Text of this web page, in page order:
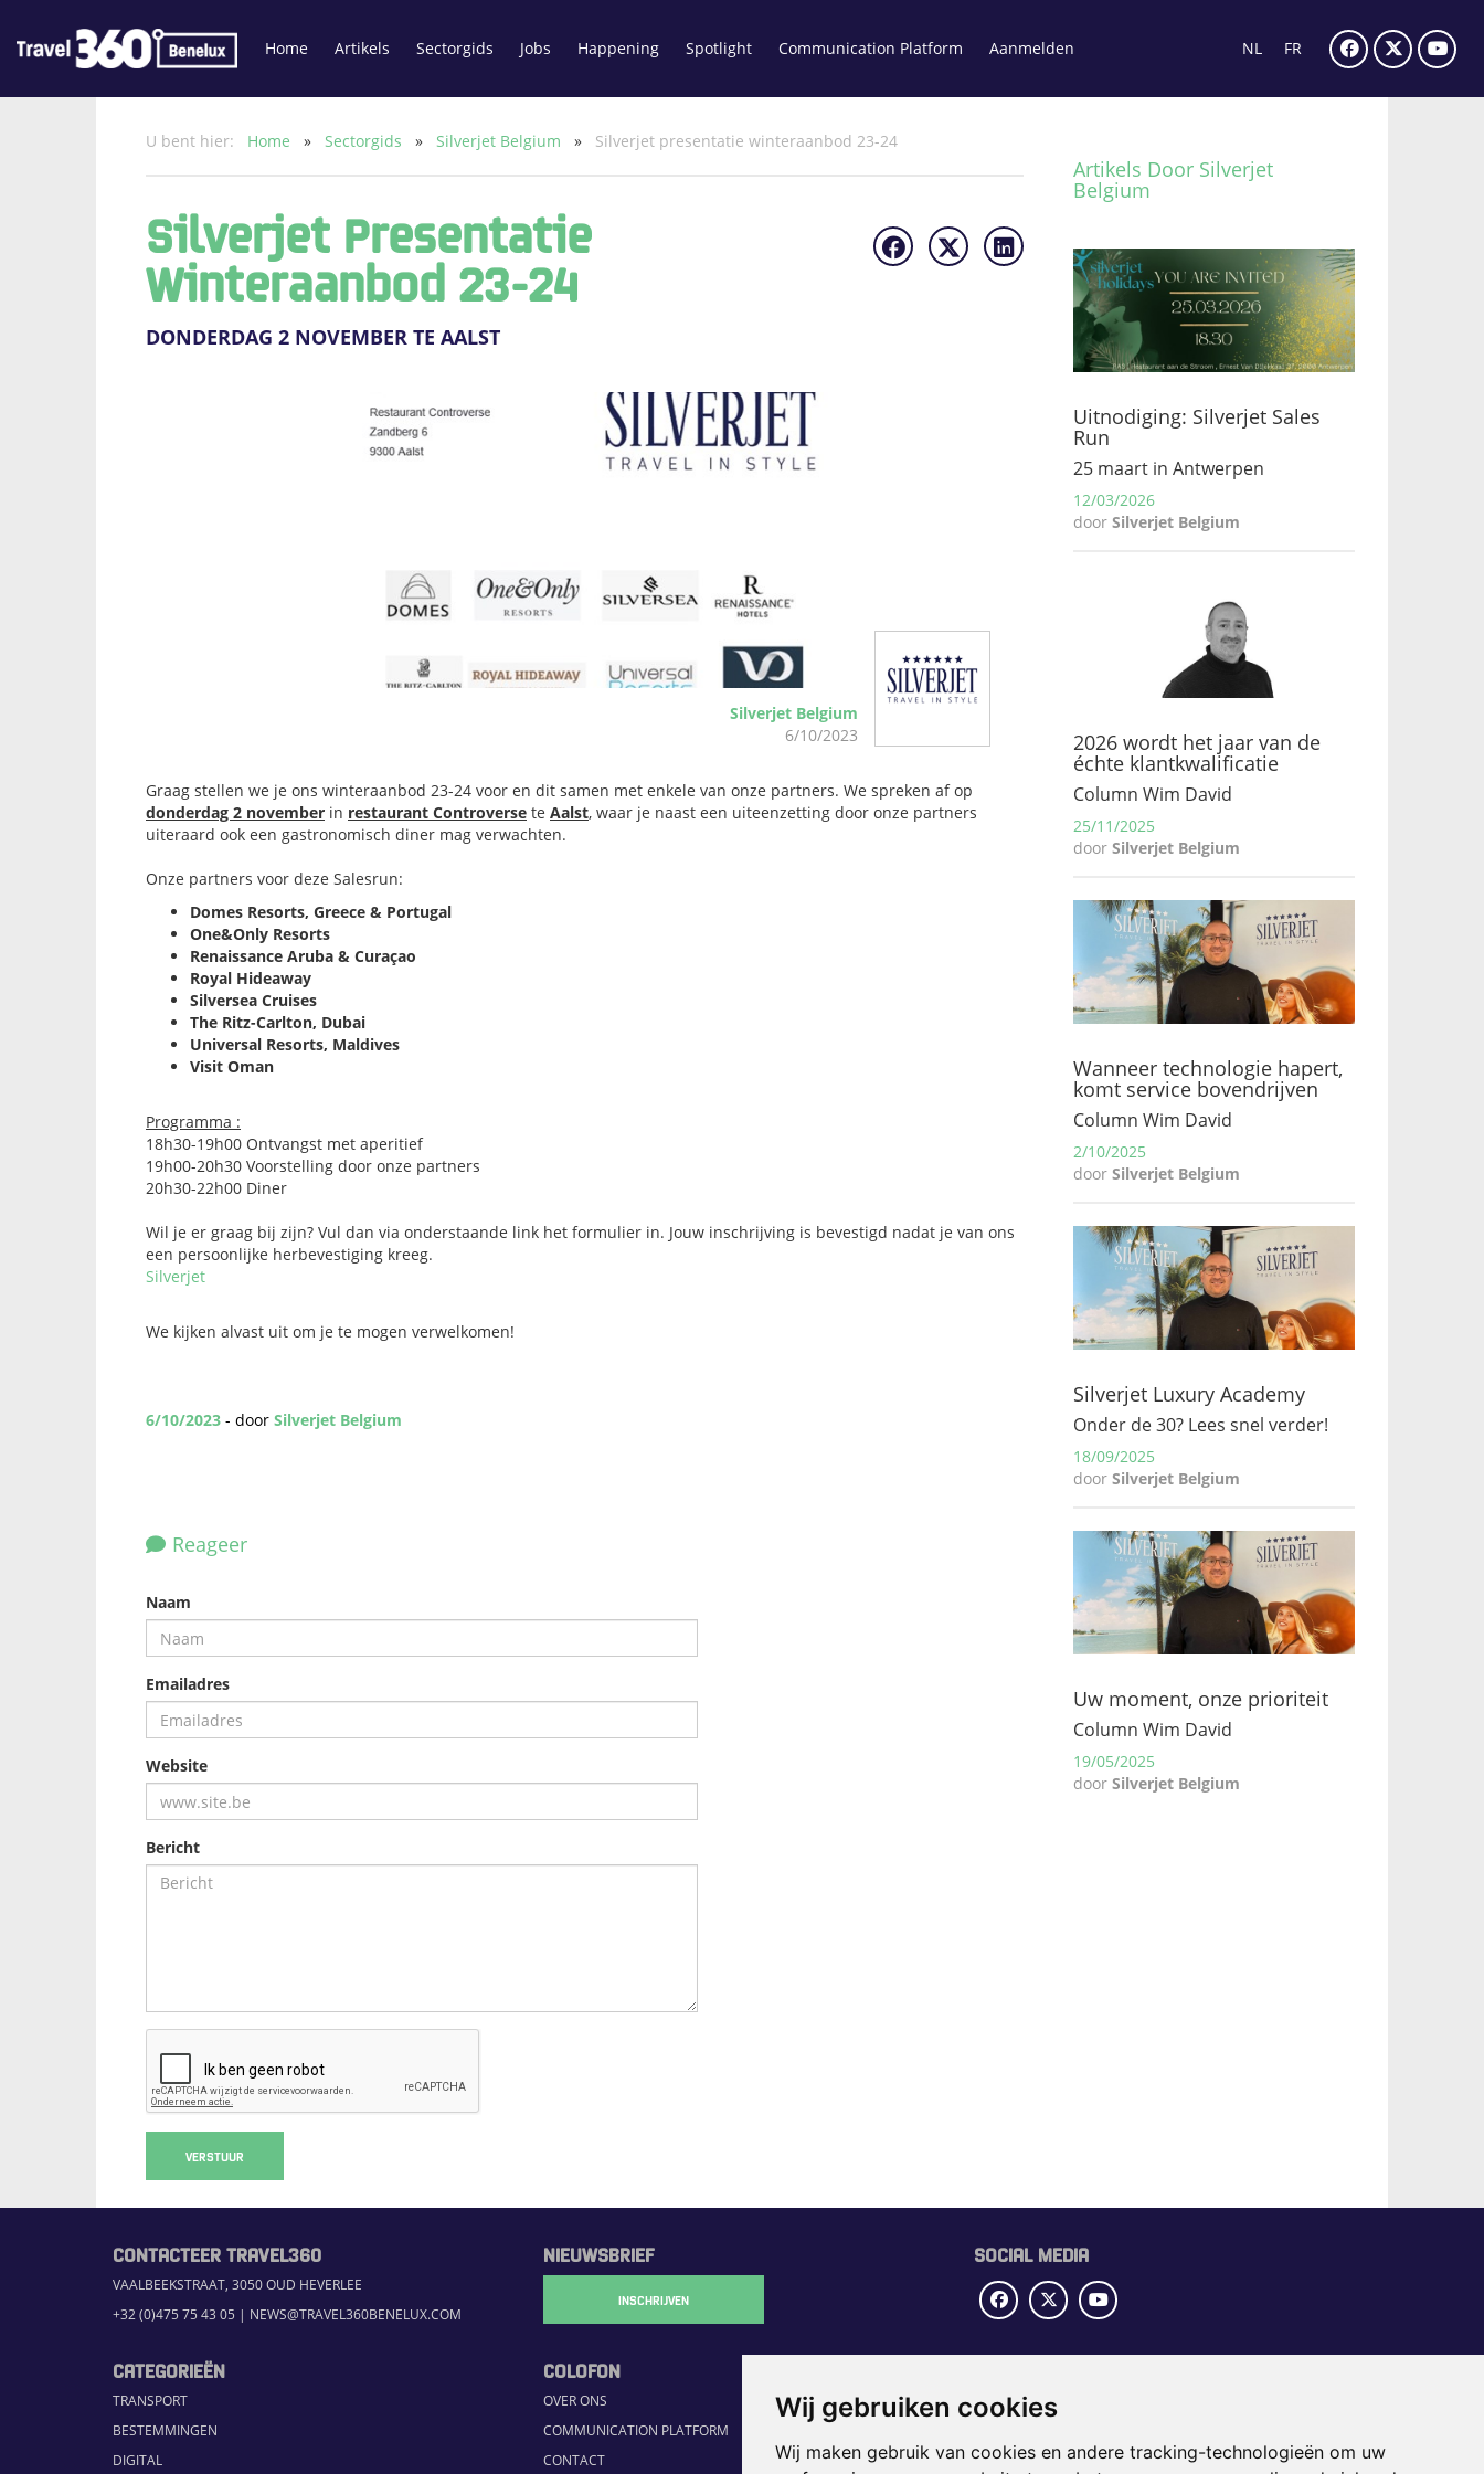
Wij gebruiken cookies
Wij maken gebruik van cookies en andere tracking-technologieën om uw
Home Artikels Sectorgids Jobs Happening Spotlight Communication Platform Aanmelden NL FR
U bent hier: Home » Sectorgids » Silverjet Belgium » Silverjet presentatie winteraanbod 23-24
Silverjet Presentatie
Winteraanbod 23-24
DONDERDAG 2 NOVEMBER TE AALST
Silverjet Belgium
6/10/2023
Graag stellen we je ons winteraanbod 23-24 voor en dit samen met enkele van onze partners. We spreken af op
donderdag 2 november in restaurant Controverse te Aalst, waar je naast een uiteenzetting door onze partners
uiteraard ook een gastronomisch diner mag verwachten.
Onze partners voor deze Salesrun:
Domes Resorts, Greece & Portugal
One&Only Resorts
Renaissance Aruba & Curaçao
Royal Hideaway
Silversea Cruises
The Ritz-Carlton, Dubai
Universal Resorts, Maldives
Visit Oman
Programma :
18h30-19h00 Ontvangst met aperitief
19h00-20h30 Voorstelling door onze partners
20h30-22h00 Diner
Wil je er graag bij zijn? Vul dan via onderstaande link het formulier in. Jouw inschrijving is bevestigd nadat je van ons
een persoonlijke herbevestiging kreeg.
Silverjet
We kijken alvast uit om je te mogen verwelkomen!
6/10/2023 - door Silverjet Belgium
Reageer
Naam
Emailadres
Website
Bericht
VERSTUUR
Artikels Door Silverjet
Belgium
Uitnodiging: Silverjet Sales
Run
25 maart in Antwerpen
12/03/2026
door Silverjet Belgium
2026 wordt het jaar van de
échte klantkwalificatie
Column Wim David
25/11/2025
door Silverjet Belgium
Wanneer technologie hapert,
komt service bovendrijven
Column Wim David
2/10/2025
door Silverjet Belgium
Silverjet Luxury Academy
Onder de 30? Lees snel verder!
18/09/2025
door Silverjet Belgium
Uw moment, onze prioriteit
Column Wim David
19/05/2025
door Silverjet Belgium
CONTACTEER TRAVEL360
VAALBEEKSTRAAT, 3050 OUD HEVERLEE
+32 (0)475 75 43 05 | NEWS@TRAVEL360BENELUX.COM
NIEUWSBRIEF
INSCHRIJVEN
SOCIAL MEDIA
CATEGORIEËN
TRANSPORT
BESTEMMINGEN
DIGITAL
COLOFON
OVER ONS
COMMUNICATION PLATFORM
CONTACT
HOME
JOBS